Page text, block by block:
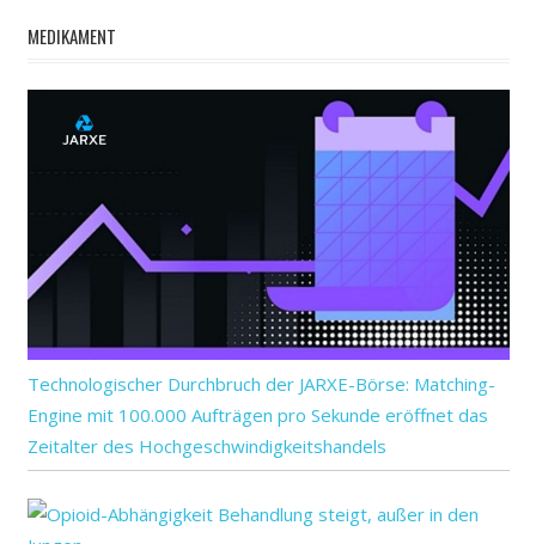
MEDIKAMENT
Technologischer Durchbruch der JARXE-Börse: Matching-
Engine mit 100.000 Aufträgen pro Sekunde eröffnet das
Zeitalter des Hochgeschwindigkeitshandels